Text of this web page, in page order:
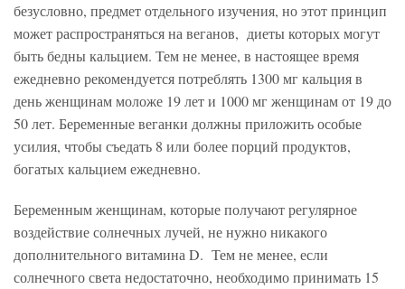
безусловно, предмет отдельного изучения, но этот принцип
может распространяться на веганов, диеты которых могут
быть бедны кальцием. Тем не менее, в настоящее время
ежедневно рекомендуется потреблять 1300 мг кальция в
день женщинам моложе 19 лет и 1000 мг женщинам от 19 до
50 лет. Беременные веганки должны приложить особые
усилия, чтобы съедать 8 или более порций продуктов,
богатых кальцием ежедневно.
Беременным женщинам, которые получают регулярное
воздействие солнечных лучей, не нужно никакого
дополнительного витамина D. Тем не менее, если
солнечного света недостаточно, необходимо принимать 15